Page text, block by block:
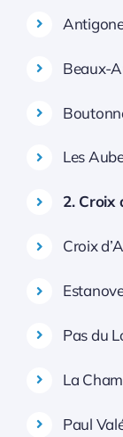
Beaux-
Les
2. Croix
Croix
Pas du
La
Paul